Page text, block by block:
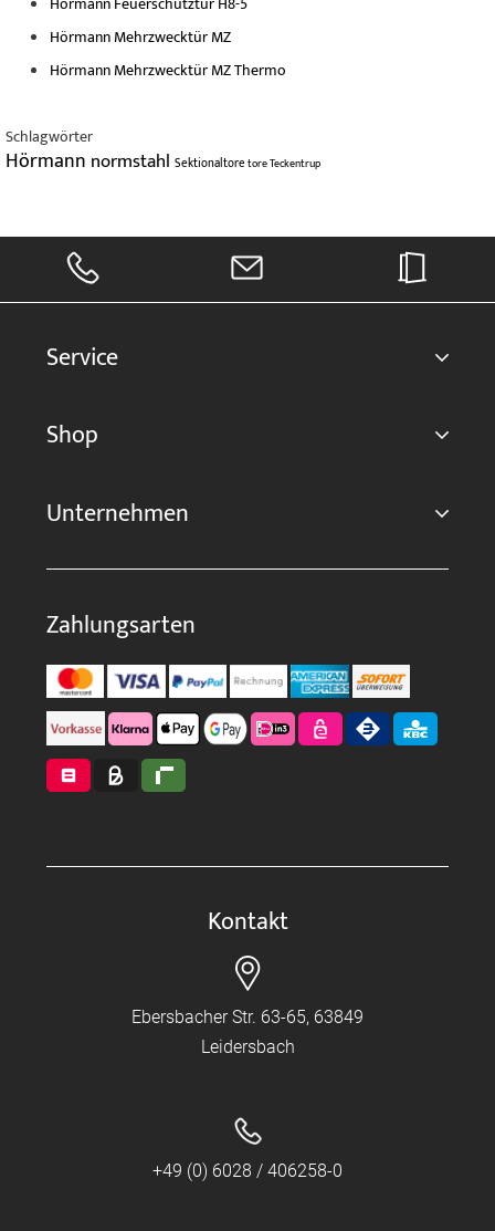
Hörmann Mehrzwecktür MZ
Hörmann Mehrzwecktür MZ Thermo
Schlagwörter
Hörmann normstahl SektionaltoretoreTeckentrup
Service
Shop
Unternehmen
Zahlungsarten
Kontakt
Ebersbacher Str. 63-65, 63849
Leidersbach
+49 (0) 6028 / 406258-0